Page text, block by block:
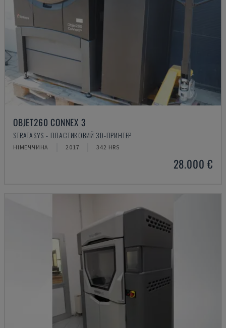
OBJET260 CONNEX 3
STRATASYS - ПЛАСТИКОВИЙ 3D-ПРИНТЕР
НІМЕЧЧИНА 2017 342 HRS
28.000 €